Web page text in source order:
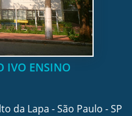
IVO ENSINO
da Lapa - São Paulo - SP